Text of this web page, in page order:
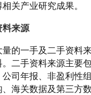
关产业研究成果。
料来源
的一手及二手资料
二手资料来源主要
司年报、非盈利性
海关数据及第三方